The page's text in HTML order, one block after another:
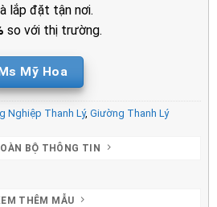
lắp đặt tận nơi.
so với thị trường.
Ms Mỹ Hoa
Nghiệp Thanh Lý, Giường Thanh Lý
BỘ THÔNG TIN
THÊM MẪU